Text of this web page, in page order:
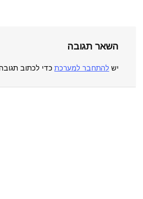
השאר תגובה
יש להתחבר למערכת כדי לכתוב